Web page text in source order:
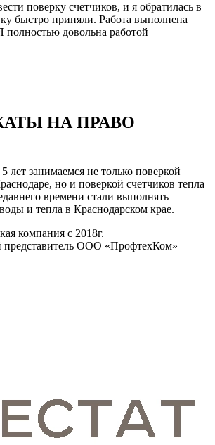
поверку счетчиков, и я обратилась в
быстро приняли. Работа выполнена
полностью довольна работой
НА ПРАВО
занимаемся не только поверкой
но и поверкой счетчиков тепла
времени стали выполнять
и тепла в Краснодарском крае.
компания c 2018г.
ООО «ПрофтехКом»